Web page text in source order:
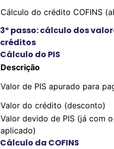
Cálculo do crédito COFINS
3º passo: cálculo dos
créditos
Cálculo do PIS
Descrição
Valor de PIS apurado para
Valor do crédito (desconto)
Valor devido de PIS (já com
aplicado)
Cálculo da COFINS